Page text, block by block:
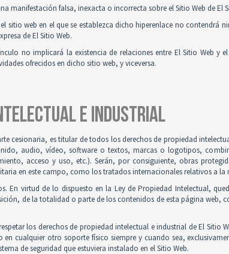
manifestación falsa, inexacta o incorrecta sobre el Sitio Web de El
sitio web en el que se establezca dicho hiperenlace no
de El Sitio Web.
no implicará la existencia de relaciones entre El Sitio Web
ofrecidos en dicho sitio web, y viceversa.
E INDUSTRIAL
cesionaria, es titular de todos los derechos de propiedad
audio, vídeo, software o textos, marcas o logotipos,
acceso y uso, etc.). Serán, por consiguiente, obras
en este campo, como los tratados internacionales relativos a la
En virtud de lo dispuesto en la Ley de Propiedad Intelectual,
de la totalidad o parte de los contenidos de esta página
los derechos de propiedad intelectual e industrial de El
en cualquier otro soporte físico siempre y cuando sea,
de seguridad que estuviera instalado en el Sitio Web.